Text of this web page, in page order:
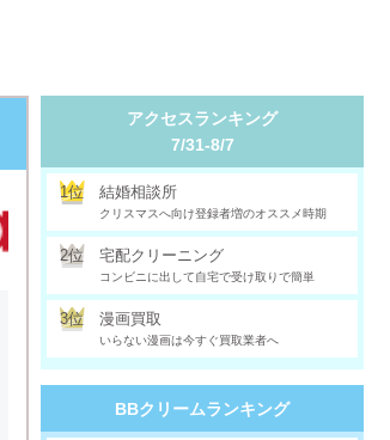
アクセスランキング
7/31-8/7
1位 結婚相談所
クリスマスへ向け登録者増のオススメ時期
2位 宅配クリーニング
コンビニに出して自宅で受け取りで簡単
3位 漫画買取
いらない漫画は今すぐ買取業者へ
BBクリームランキング